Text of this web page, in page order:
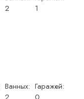
2
1
Ванных:
2
Гаражей:
0